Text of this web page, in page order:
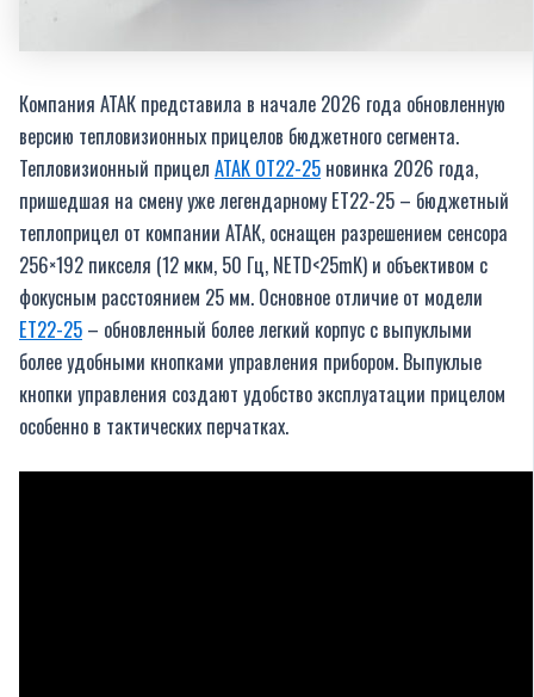
Компания АТАК представила в начале 2026 года обновленную
версию тепловизионных прицелов бюджетного сегмента.
Тепловизионный прицел ATAK OT22-25 новинка 2026 года,
пришедшая на смену уже легендарному ЕТ22-25 – бюджетный
теплоприцел от компании АТАК, оснащен разрешением сенсора
256×192 пикселя (12 мкм, 50 Гц, NETD<25mK) и объективом с
фокусным расстоянием 25 мм. Основное отличие от модели
ЕТ22-25 – обновленный более легкий корпус с выпуклыми
более удобными кнопками управления прибором. Выпуклые
кнопки управления создают удобство эксплуатации прицелом
особенно в тактических перчатках.